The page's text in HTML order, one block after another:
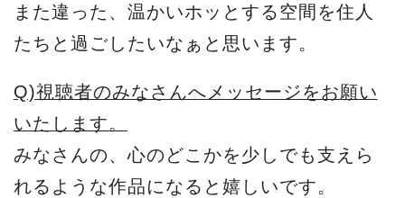
また違った、温かいホッとする空間を住人
たちと過ごしたいなぁと思います。
Q)視聴者のみなさんへメッセージをお願い
いたします。
みなさんの、心のどこかを少しでも支えら
れるような作品になると嬉しいです。